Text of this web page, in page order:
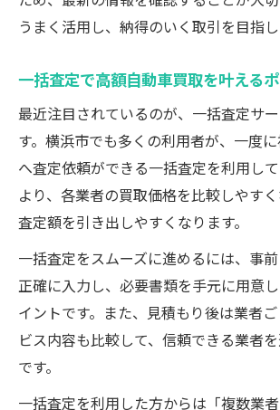
うまく活用し、納得のいく取引を目指し
一括査定で高額自動車買取を叶える
最近注目されているのが、一括査定サ
す。横浜市でも多くの利用者が、一度
へ査定依頼ができる一括査定を利用し
より、各業者の買取価格を比較しやす
査定額を引き出しやすくなります。
一括査定をスムーズに進めるには、事
正確に入力し、必要書類を手元に用意
イントです。また、見積もり後は業者
ビス内容も比較して、信頼できる業者
です。
一括査定を利用した方からは「複数業